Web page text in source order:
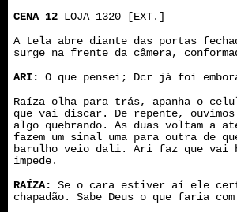
CENA 12 LOJA 1320 [EXT.]
A tela abre diante das portas
surge na frente da câmera,
ARI:
O que pensei; Dcr já foi
Raíza olha para trás, apanha o
que vai discar. De repente, ouvimos
algo quebrando. As duas voltam a
fazem um sinal uma para outra de
barulho veio dali. Ari faz que vai
impede.
RAÍZA:
Se o cara estiver aí ele
chapadão. Sabe Deus o que faria